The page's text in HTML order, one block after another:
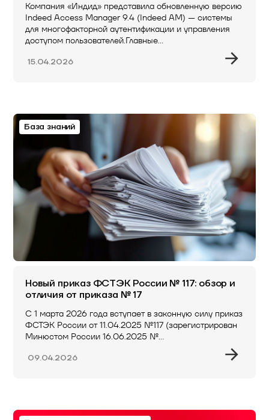
Компания «Индид» представила обновленную версию
Indeed Access Manager 9.4 (Indeed AM) — системы
для многофакторной аутентификации и управления
доступом пользователей.Главные…
15.04.2026
База знаний
Новый приказ ФСТЭК России № 117: обзор и
отличия от приказа № 17
С 1 марта 2026 года вступает в законную силу приказ
ФСТЭК России от 11.04.2025 №117 (зарегистрирован
Минюстом России 16.06.2025 №…
09.04.2026